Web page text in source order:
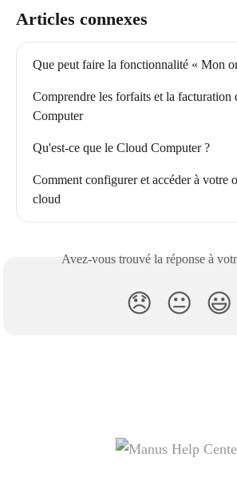
Articles connexes
Que peut faire la fonctionnalité « Mon
Comprendre les forfaits et la facturation
Computer
Qu'est-ce que le Cloud Computer ?
Comment configurer et accéder à votre
cloud
Avez-vous trouvé la réponse à
😞 😐 😃